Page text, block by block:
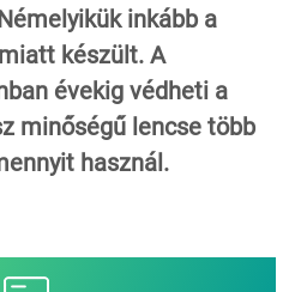
inkább a
készült. A
évekig védheti a
minőségű lencse több
használ.